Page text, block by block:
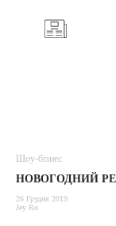
Шоу-бізнес
НОВОГОДНИЙ
26 Грудня 2019
Jey Ro